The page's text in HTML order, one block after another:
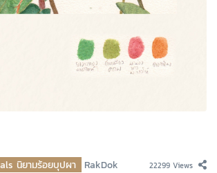
นิยามร้อยบุปผา RakDok 22299 Views